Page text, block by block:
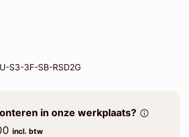
S3-3F-SB-RSD2G
in onze werkplaats?
incl. btw